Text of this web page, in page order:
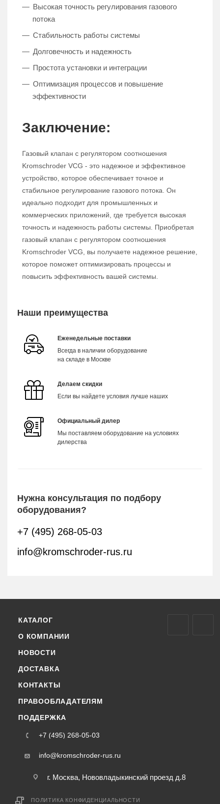
Высокая точность регулирования газового
потока
Стабильность работы системы
Долговечность и надежность
Простота установки и интеграции
Оптимизация процессов и повышение
эффективности
Заключение:
Газовый клапан с регулятором соотношения
Kromschroder VCG - это надежное и эффективное
устройство, которое обеспечивает точное и
стабильное регулирование газового потока. Он
идеально подходит для промышленных и
коммерческих приложений, где требуется высокая
точность и надежность работы системы. Приобретая
газовый клапан с регулятором соотношения
Kromschroder VCG, вы получаете надежное решение,
которое поможет оптимизировать процессы и
повысить эффективность вашей системы.
Наши преимущества
Еженедельные поставки
Всегда в наличии оборудование
на складе в Москве
Делаем скидки
Если вы найдете условия лучше наших
Официальный дилер
Мы поставляем оборудование на условиях
дилерства
Нужна консультация по подбору
оборудования?
+7 (495) 268-05-03
info@kromschroder-rus.ru
КАТАЛОГ
О КОМПАНИИ
НОВОСТИ
ДОСТАВКА
КОНТАКТЫ
ПРАВООБЛАДАТЕЛЯМ
ПОДДЕРЖКА
+7 (495) 268-05-03
info@kromschroder-rus.ru
г. Москва, Нововладыкинский проезд д.8
ПОЛИТИКА КОНФИДЕНЦИАЛЬНОСТИ